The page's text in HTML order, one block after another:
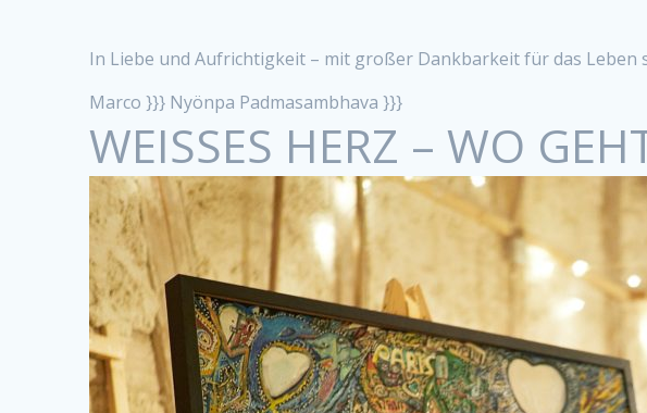
In Liebe und Aufrichtigkeit – mit großer Dankbarkeit für das Leben
Marco }}} Nyönpa Padmasambhava }}}
WEISSES HERZ – WO